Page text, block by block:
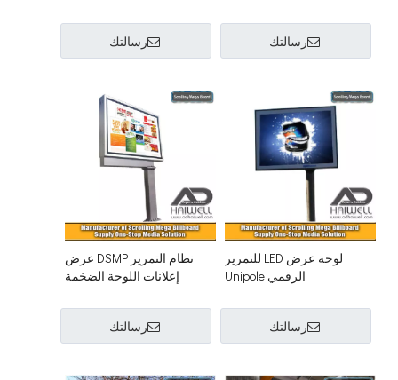
رسالتك رسالتك
لوحة عرض LED للتمرير
الرقمي Unipole
رسالتك
نظام التمرير DSMP عرض
إعلانات اللوحة الضخمة
رسالتك